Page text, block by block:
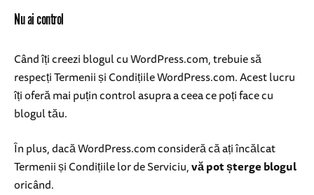
Nu ai control
Când îți creezi blogul cu WordPress.com, trebuie să
respecți Termenii și Condițiile WordPress.com. Acest lucru
îți oferă mai puțin control asupra a ceea ce poți face cu
blogul tău.
În plus, dacă WordPress.com consideră că ați încălcat
Termenii și Condițiile lor de Serviciu,vă pot șterge blogul
oricând.